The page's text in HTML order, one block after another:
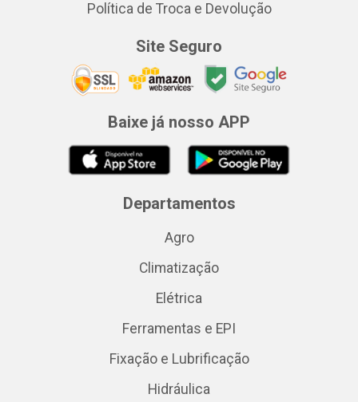
Política de Troca e Devolução
Site Seguro
Baixe já nosso APP
Departamentos
Agro
Climatização
Elétrica
Ferramentas e EPI
Fixação e Lubrificação
Hidráulica